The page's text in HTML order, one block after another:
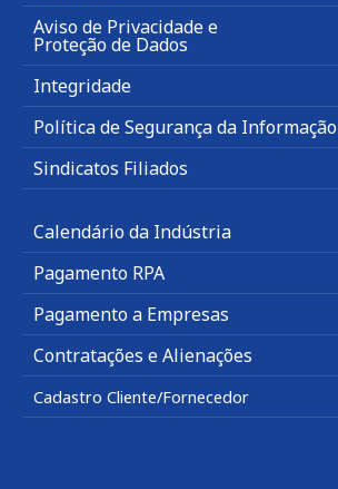
Aviso de Privacidade e
Proteção de Dados
Integridade
Política de Segurança da Informação
Sindicatos Filiados
Calendário da Indústria
Pagamento RPA
Pagamento a Empresas
Contratações e Alienações
Cadastro Cliente/Fornecedor